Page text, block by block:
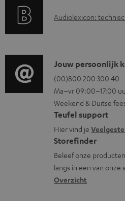
n
e
i
n
f
o
r
m
a
A
i
o
g
l
o
s
s
a
r
Audiolexicon:
C
o
n
t
a
c
t
i
n
Jouw persoonlijk
(00)800 200 300 40
Ma–vr 09:00–17:00
Weekend & Duitse
Teufel support
Hier vind je
Storefinder
Beleef onze
langs in een van onze
Overzicht